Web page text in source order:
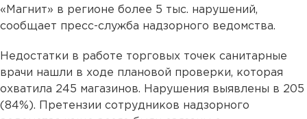
«Магнит» в регионе более 5 тыс. нарушений,
сообщает пресс-служба надзорного ведомства.
Недостатки в работе торговых точек санитарные
врачи нашли в ходе плановой проверки, которая
охватила 245 магазинов. Нарушения выявлены в 205
(84%). Претензии сотрудников надзорного